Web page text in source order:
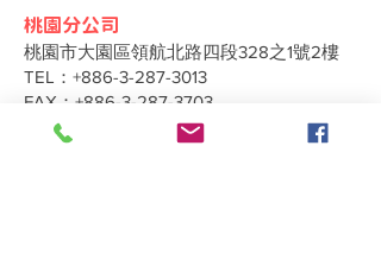
桃園分公司
桃園市大園區領航北路四段328之1號2樓
TEL：+886-3-287-3013
FAX：+886-3-287-3703
台中分公司